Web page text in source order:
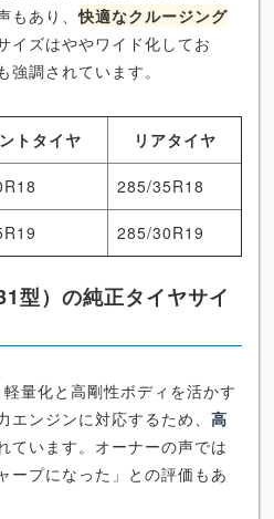
もあり、快適なクルージング
イズはややワイド化してお
強調されています。
トタイヤ リアタイヤ
285/35R18
285/30R19
型）の純正タイヤサイ
量化と高剛性ボディを活かす
ンジンに対応するため、 高
ています。オーナーの声では
ープになった」との評価もあ